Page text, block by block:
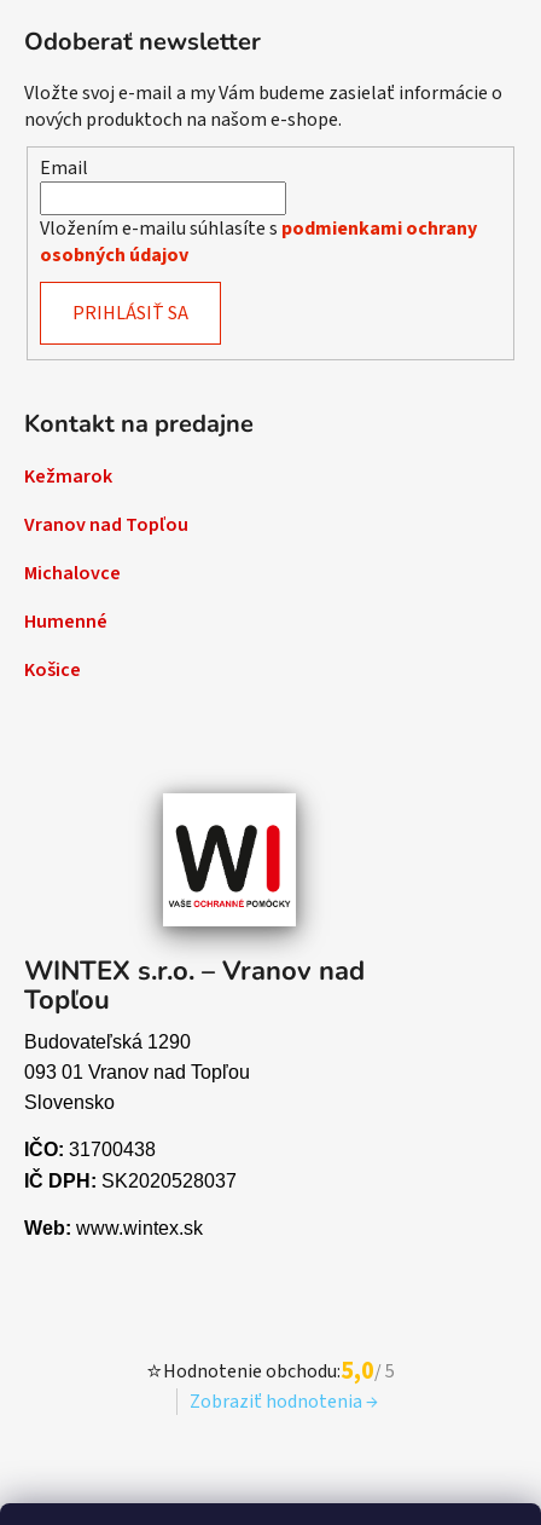
Odoberať newsletter
Vložte svoj e-mail a my Vám budeme zasielať informácie o
nových produktoch na našom e-shope.
Email
Vložením e-mailu súhlasíte s podmienkami ochrany
osobných údajov
PRIHLÁSIŤ SA
Kontakt na predajne
Kežmarok
Vranov nad Topľou
Michalovce
Humenné
Košice
WINTEX s.r.o. – Vranov nad
Topľou
Budovateľská 1290
093 01 Vranov nad Topľou
Slovensko
IČO: 31700438
IČ DPH: SK2020528037
Web: www.wintex.sk
⭐Hodnotenie obchodu:5,0/ 5
Zobraziť hodnotenia →